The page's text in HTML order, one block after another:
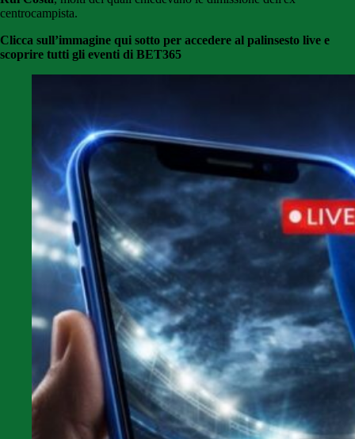
centrocampista.
Clicca sull’immagine qui sotto per accedere al palinsesto live e
scoprire tutti gli eventi di BET365